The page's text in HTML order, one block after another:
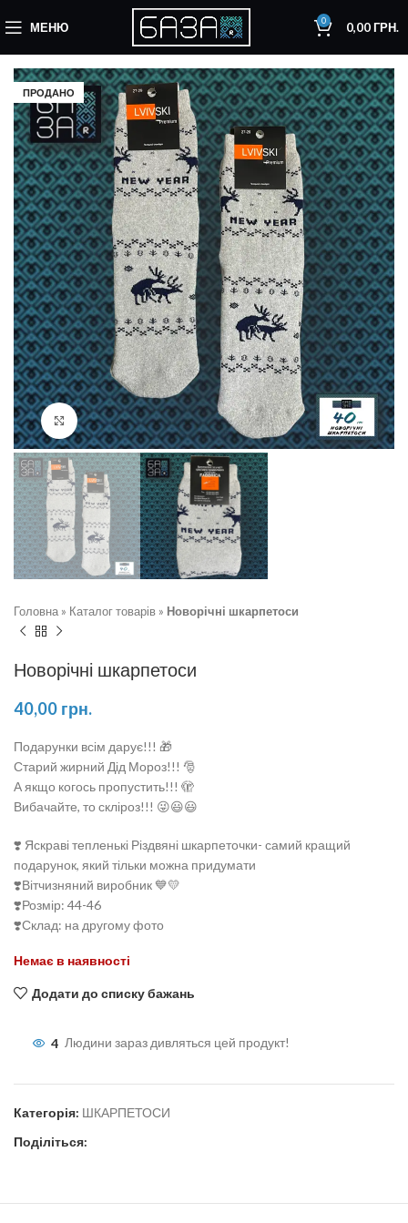
МЕНЮ 0 0,00ГРН.
ПРОДАНО
Натисніть, щоб збільшити
Головна » Каталог товарів » Новорічні шкарпетоси
Новорічні шкарпетоси
40,00 грн.
Подарунки всім дарує!!! 🎁
Старий жирний Дід Мороз!!! 🎅
А якщо когось пропустить!!! 🫣
Вибачайте, то скліроз!!! 😜😃😃
❣️ Яскраві тепленькі Різдвяні шкарпеточки- самий кращий
подарунок, який тільки можна придумати
❣️Вітчизняний виробник 💙💛
❣️Розмір: 44-46
❣️Склад: на другому фото
Немає в наявності
Додати до списку бажань
4 Людини зараз дивляться цей продукт!
Категорія: ШКАРПЕТОСИ
Поділіться: